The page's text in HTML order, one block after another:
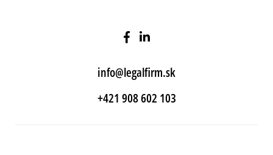
info@legalfirm.sk
+421 908 602 103